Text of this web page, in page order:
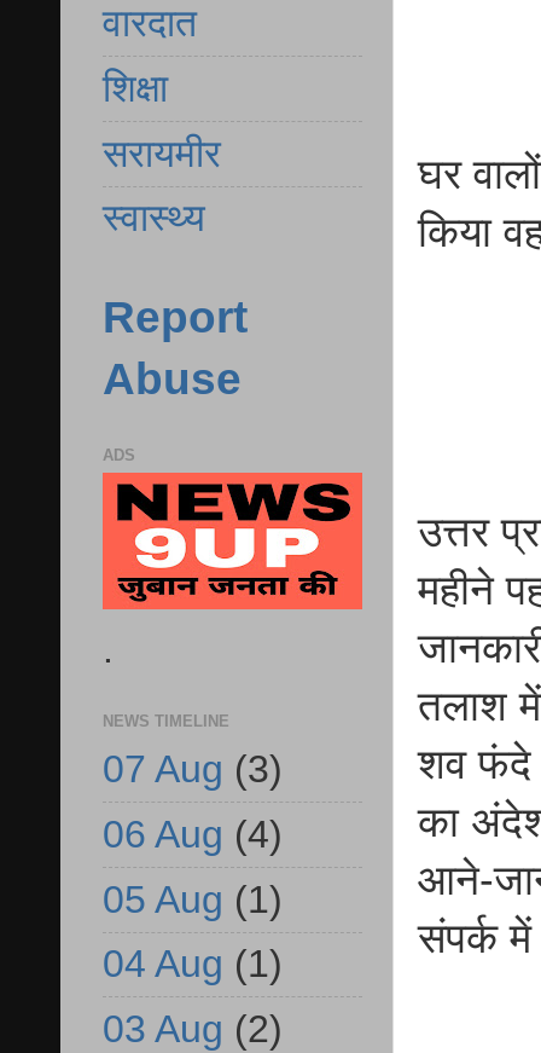
घर
किया
उत्तर
महीने
तलाश में
शव फंदे
का
आने-
संपर्क
वारदात
शिक्षा
सरायमीर
स्वास्थ्य
Report
Abuse
ADS
.
NEWS TIMELINE
07 Aug (3)
06 Aug (4)
05 Aug (1)
04 Aug (1)
03 Aug (2)